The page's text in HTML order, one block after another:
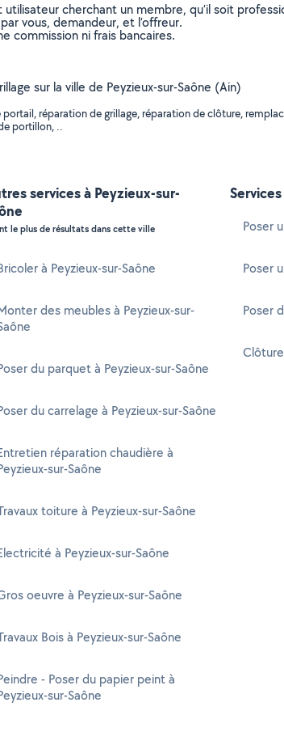
cherchant un membre, qu’il soit
vous, demandeur, et l’offreur.
commission ni frais bancaires.
sur la ville de Peyzieux-sur-Saône (Ain)
réparation de grillage, réparation de clôture,
portillon, ..
services à Peyzieux-sur-
le plus de résultats dans cette ville
à Peyzieux-sur-Saône
des meubles à Peyzieux-sur-
du parquet à Peyzieux-sur-Saône
du carrelage à Peyzieux-sur-Saône
réparation chaudière à
sur-Saône
toiture à Peyzieux-sur-Saône
à Peyzieux-sur-Saône
oeuvre à Peyzieux-sur-Saône
Bois à Peyzieux-sur-Saône
- Poser du papier peint à
sur-Saône
Poser
Poser
Poser